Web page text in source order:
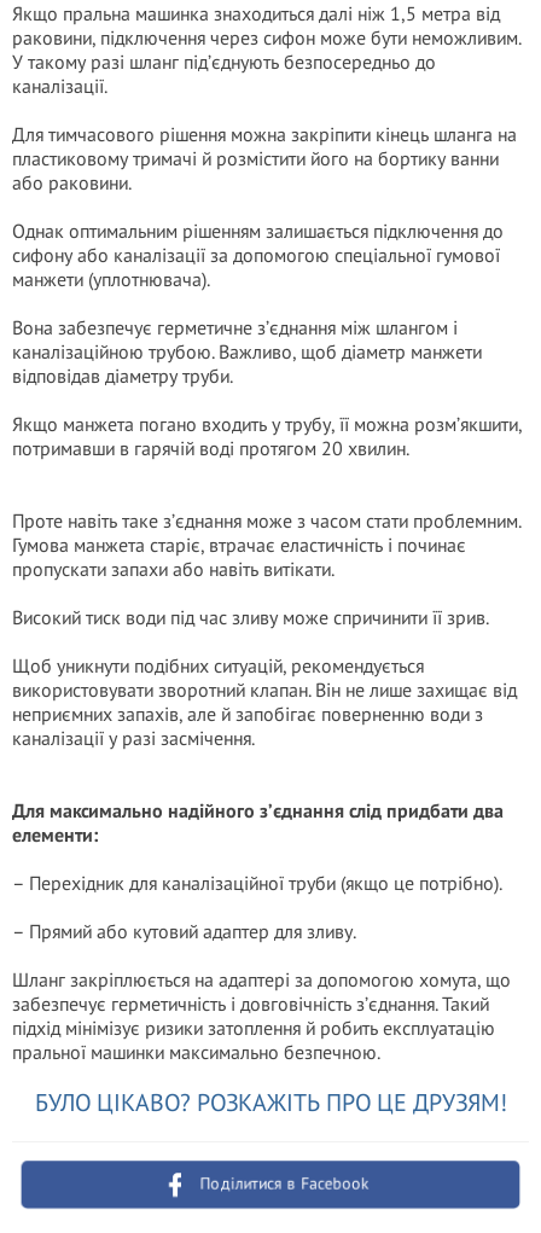
Якщо пральна машинка знаходиться далі ніж 1,5 метра від
раковини, підключення через сифон може бути неможливим.
У такому разі шланг під’єднують безпосередньо до
каналізації.
Для тимчасового рішення можна закріпити кінець шланга на
пластиковому тримачі й розмістити його на бортику ванни
або раковини.
Однак оптимальним рішенням залишається підключення до
сифону або каналізації за допомогою спеціальної гумової
манжети (уплотнювача).
Вона забезпечує герметичне з’єднання між шлангом і
каналізаційною трубою. Важливо, щоб діаметр манжети
відповідав діаметру труби.
Якщо манжета погано входить у трубу, її можна розм’якшити,
потримавши в гарячій воді протягом 20 хвилин.
Проте навіть таке з’єднання може з часом стати проблемним.
Гумова манжета старіє, втрачає еластичність і починає
пропускати запахи або навіть витікати.
Високий тиск води під час зливу може спричинити її зрив.
Щоб уникнути подібних ситуацій, рекомендується
використовувати зворотний клапан. Він не лише захищає від
неприємних запахів, але й запобігає поверненню води з
каналізації у разі засмічення.
Для максимально надійного з’єднання слід придбати два
елементи:
– Перехідник для каналізаційної труби (якщо це потрібно).
– Прямий або кутовий адаптер для зливу.
Шланг закріплюється на адаптері за допомогою хомута, що
забезпечує герметичність і довговічність з’єднання. Такий
підхід мінімізує ризики затоплення й робить експлуатацію
пральної машинки максимально безпечною.
БУЛО ЦІКАВО? РОЗКАЖІТЬ ПРО ЦЕ ДРУЗЯМ!
Поділитися в Facebook